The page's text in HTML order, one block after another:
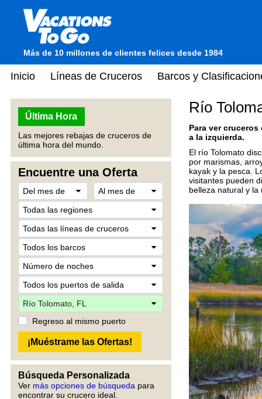
Más de 10 millones de clientes felices desde 1984
Inicio Líneas de Cruceros Barcos y
Última Hora
Las mejores rebajas de cruceros de
última hora del mundo.
Encuentre una Oferta
Regreso al mismo puerto
Búsqueda Personalizada
Ver más opciones de búsqueda para
encontrar su crucero ideal.
Río
Para ver
a la izquierda.
El río Tolomato
por marismas,
kayak y la pesca.
visitantes pueden
belleza natural y